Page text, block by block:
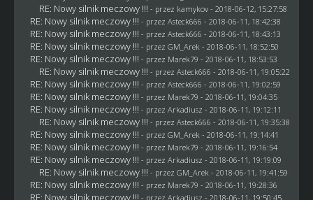
RE: Nowy silnik meczowy !!! - przez kamykov- 2018-06-12, 15:27:58
RE: Nowy silnik meczowy !!! - przez Asteck666 - 2018-06-11, 18:42:38
RE: Nowy silnik meczowy !!! - przez Asteck666 - 2018-06-11, 18:43:13
RE: Nowy silnik meczowy !!! - przez GM_Arek - 2018-06-11, 18:52:50
RE: Nowy silnik meczowy !!! - przez Marek79 - 2018-06-11, 18:53:53
RE: Nowy silnik meczowy !!! - przez Asteck666 - 2018-06-11, 19:05:22
RE: Nowy silnik meczowy !!! - przez Asteck666 - 2018-06-11, 19:02:59
RE: Nowy silnik meczowy !!! - przez Marek79 - 2018-06-11, 19:04:35
RE: Nowy silnik meczowy !!! - przez Arkadiusz - 2018-06-11, 19:12:11
RE: Nowy silnik meczowy !!! - przez Asteck666 - 2018-06-11, 19:35:38
RE: Nowy silnik meczowy !!! - przez GM_Arek - 2018-06-11, 19:14:41
RE: Nowy silnik meczowy !!! - przez Marek79 - 2018-06-11, 19:16:54
RE: Nowy silnik meczowy !!! - przez Arkadiusz - 2018-06-11, 19:19:09
RE: Nowy silnik meczowy !!! - przez GM_Arek - 2018-06-11, 19:41:59
RE: Nowy silnik meczowy !!! - przez Marek79 - 2018-06-11, 19:28:36
RE: Nowy silnik meczowy !!! - przez Arkadiusz - 2018-06-11, 19:50:45